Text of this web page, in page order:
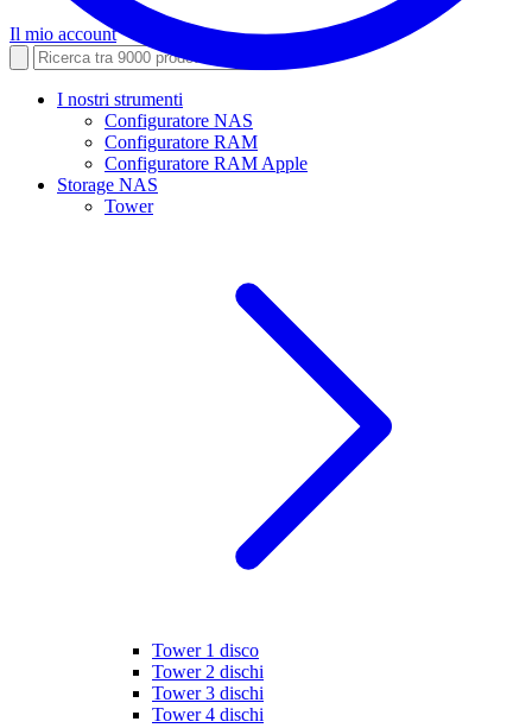
Il mio account
I nostri strumenti
Configuratore NAS
Configuratore RAM
Configuratore RAM Apple
Storage NAS
Tower
Tower 1 disco
Tower 2 dischi
Tower 3 dischi
Tower 4 dischi